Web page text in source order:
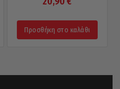
Προσθήκη στο καλάθι